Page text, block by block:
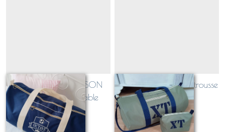
Sac polochon ECUSSON
SPORT personnalisable
À partir de 99€
Duo Sac polochon et trousse
brodés LETTRES
personnalisables
À partir de 95€